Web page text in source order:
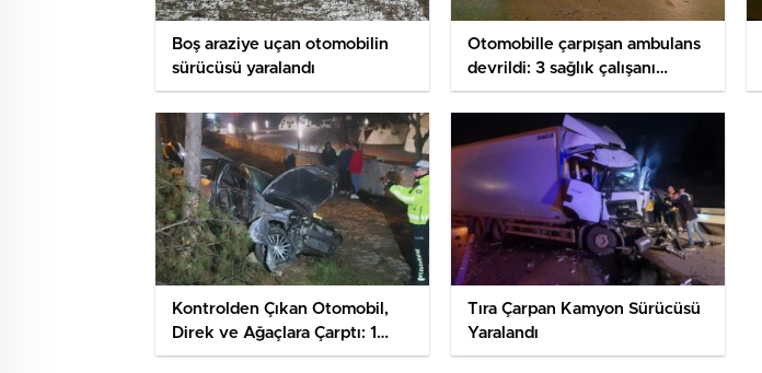
Boş araziye uçan otomobilin
sürücüsü yaralandı
Otomobille çarpışan ambulans
devrildi: 3 sağlık çalışanı
yaralandı
Kontrolden Çıkan Otomobil,
Direk ve Ağaçlara Çarptı: 1
Yaralı
Tıra Çarpan Kamyon Sürücüsü
Yaralandı